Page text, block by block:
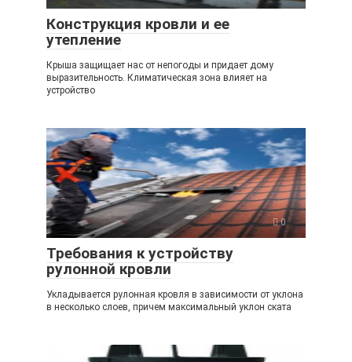
Конструкция кровли и ее
утепление
Крыша защищает нас от непогоды и придает дому
выразительность. Климатическая зона влияет на
устройство
0
Требования к устройству
рулонной кровли
Укладывается рулонная кровля в зависимости от уклона
в несколько слоев, причем максимальный уклон ската